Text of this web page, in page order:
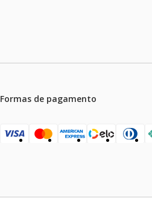
Formas de pagamento